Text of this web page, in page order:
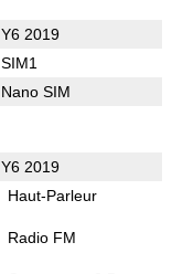
Y6 2019
SIM1
Nano SIM
Y6 2019
Haut-Parleur
Radio FM